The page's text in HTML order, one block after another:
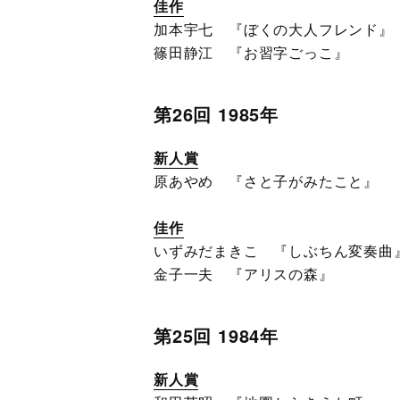
佳作
加本宇七 『ぼくの大人フレンド』
篠田静江 『お習字ごっこ』
第26回 1985年
新人賞
原あやめ 『さと子がみたこと』
佳作
いずみだまきこ 『しぶちん変奏曲
金子一夫 『アリスの森』
第25回 1984年
新人賞